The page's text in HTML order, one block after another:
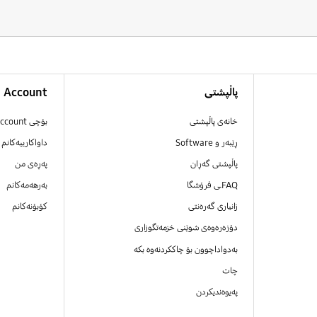
پاڵپشتی
خانەی پاڵپشتی
ڕێبەر و Software
پاڵپشتی گەڕان
FAQـی فرۆشگا
زانیاری گەرەنتی
دۆزەرەوەی شوێنی خزمەتگوزاری
بەدواداچوون بۆ چاککردنەوە بکە
چات
پەیوەندیکردن
Account
بۆچی Samsung Account دروست بکەیت
داواکارییەکانم
پەڕەی من
بەرهەمەکانم
کۆبۆنەکانم